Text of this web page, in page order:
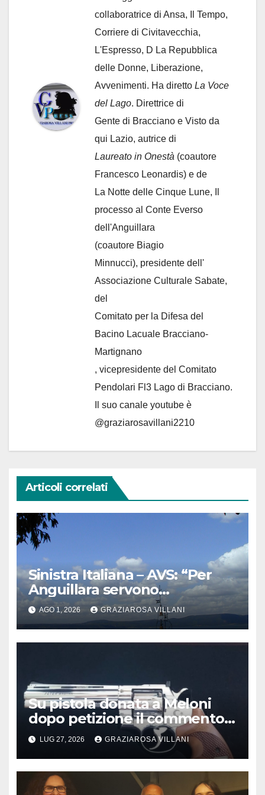
collaboratrice di Ansa, Il Tempo,
Corriere di Civitavecchia,
L'Espresso, D La Repubblica
delle Donne, Liberazione,
Avvenimenti. Ha diretto La Voce
del Lago. Direttrice di
Gente di Bracciano e Visto da
qui Lazio, autrice di
Laureato in Onestà (coautore
Francesco Leonardis) e de
La Notte delle Cinque Lune, Il
processo al Conte Everso
dell'Anguillara
(coautore Biagio
Minnucci), presidente dell'
Associazione Culturale Sabate,
del
Comitato per la Difesa del
Bacino Lacuale Bracciano-
Martignano
, vicepresidente del Comitato
Pendolari Fl3 Lago di Bracciano.
Il suo canale youtube è
@graziarosavillani2210
Articoli correlati
Sinistra Italiana – AVS: “Per
Anguillara servono
trasparenza, partecipazione e
scelte politiche coraggiose”
AGO 1, 2026 GRAZIAROSA VILLANI
Su pistola donata a Meloni
dopo petizione il commento
del vescovo partenopeo
Mimmo Battaglia
LUG 27, 2026 GRAZIAROSA VILLANI